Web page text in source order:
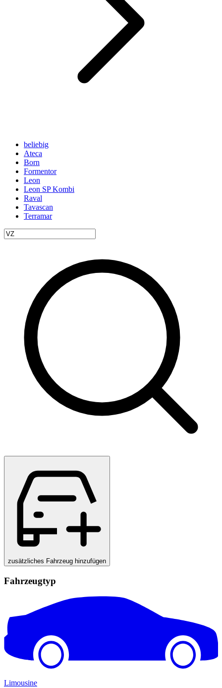
beliebig
Ateca
Born
Formentor
Leon
Leon SP Kombi
Raval
Tavascan
Terramar
zusätzliches Fahrzeug hinzufügen
Fahrzeugtyp
Limousine